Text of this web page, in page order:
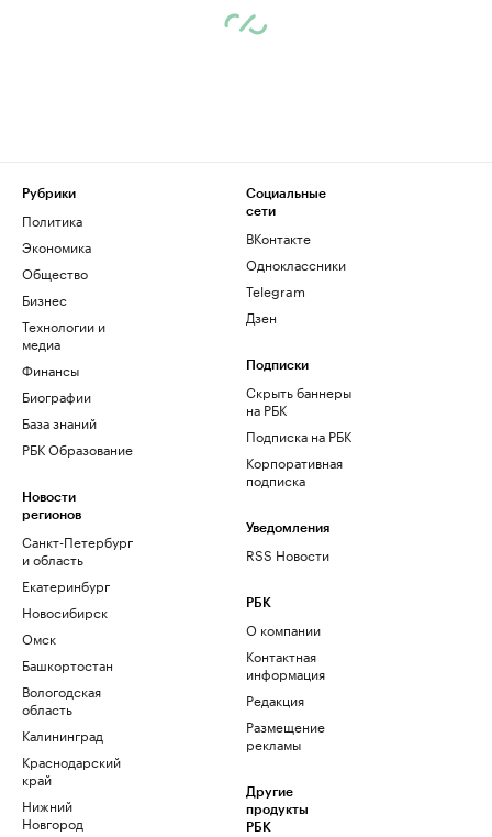
Рубрики
Политика
Экономика
Общество
Бизнес
Технологии и
медиа
Финансы
Биографии
База знаний
РБК Образование
Новости
регионов
Санкт-Петербург
и область
Екатеринбург
Новосибирск
Омск
Башкортостан
Вологодская
область
Калининград
Краснодарский
край
Нижний
Новгород
Социальные
сети
ВКонтакте
Одноклассники
Telegram
Дзен
Подписки
Скрыть баннеры
на РБК
Подписка на РБК
Корпоративная
подписка
Уведомления
RSS Новости
РБК
О компании
Контактная
информация
Редакция
Размещение
рекламы
Другие
продукты
РБК